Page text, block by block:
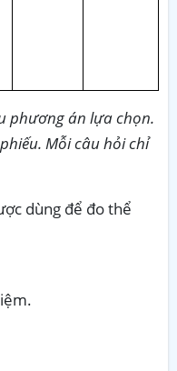
phương án lựa chọn.
Mỗi câu hỏi chỉ
dùng để đo thể
giọt.